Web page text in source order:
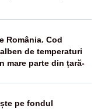
România. Cod
de temperaturi
mare parte din țară-
pe fondul